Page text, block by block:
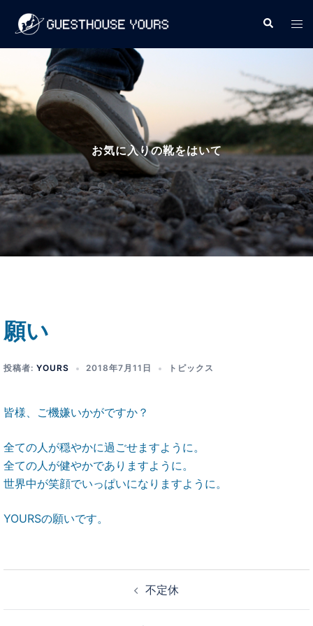
テ
ツ
へ
ス
キ
ッ
プ
検
索
ト
ニ
ュ
お気に入りの靴をはいて
願い
投稿者: YOURS 2018年7月11日 トピックス
皆様、ご機嫌いかがですか？
全ての人が穏やかに過ごせますように。
全ての人が健やかでありますように。
世界中が笑顔でいっぱいになりますように。
YOURSの願いです。
不定休